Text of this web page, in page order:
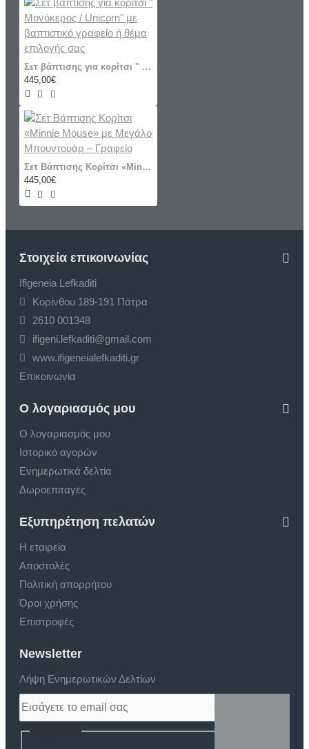
Σετ βάπτισης για κορίτσι " Μονόκερος / Unicorn" με βαπτιστικό γραφείο ή θέμα επιλογής σας
445,00€
Σετ Βάπτισης Κορίτσι «Minnie Mouse» με Μεγάλο Μπουντουάρ – Γραφείο
445,00€
Στοιχεία επικοινωνίας
Ifigeneia Lefkaditi
Κορίνθου 189-191 Πάτρα
2610 001348
ifigeni.lefkaditi@gmail.com
www.ifigeneialefkaditi.gr
Επικοινωνία
Ο λογαριασμός μου
Ο λογαριασμός μου
Ιστορικό αγορών
Ενημερωτικά δελτία
Δωροεπιταγές
Εξυπηρέτηση πελατών
Η εταιρεία
Αποστολές
Πολιτική απορρήτου
Όροι χρήσης
Επιστροφές
Newsletter
Λήψη Ενημερωτικών Δελτίων